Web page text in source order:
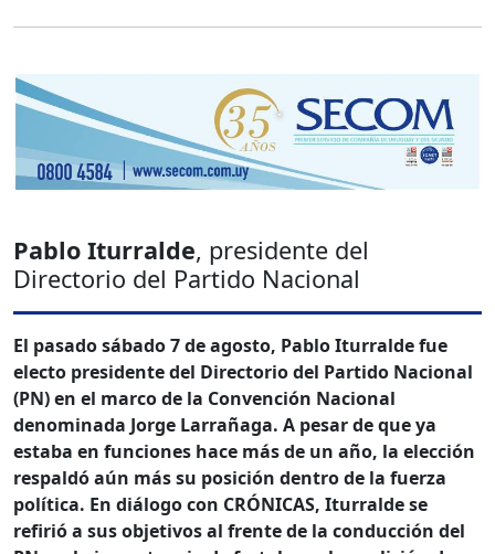
Pablo Iturralde, presidente del
Directorio del Partido Nacional
El pasado sábado 7 de agosto, Pablo Iturralde fue
electo presidente del Directorio del Partido Nacional
(PN) en el marco de la Convención Nacional
denominada Jorge Larrañaga. A pesar de que ya
estaba en funciones hace más de un año, la elección
respaldó aún más su posición dentro de la fuerza
política. En diálogo con CRÓNICAS, Iturralde se
refirió a sus objetivos al frente de la conducción del